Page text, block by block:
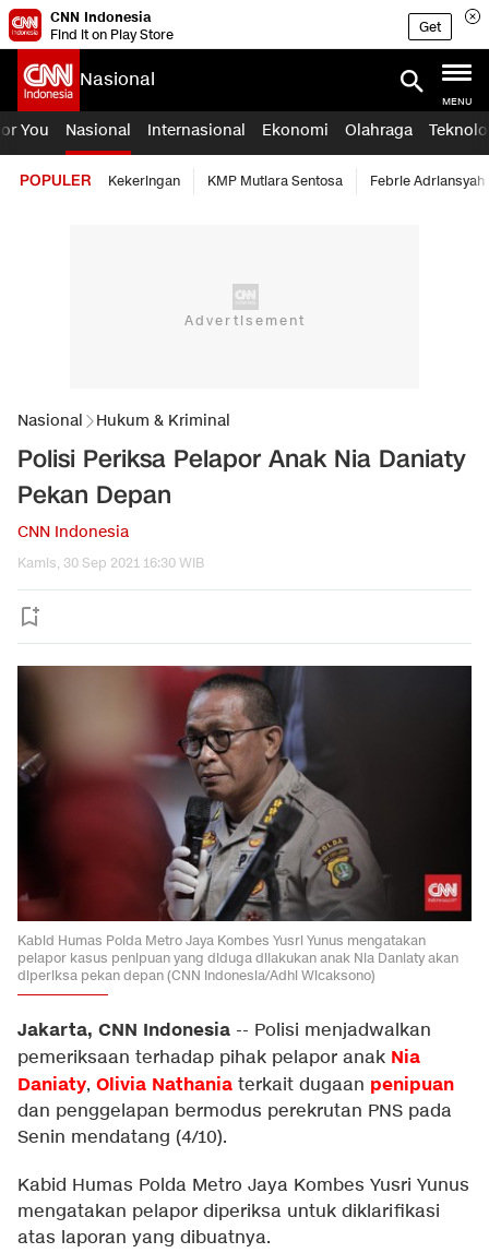
CNN Indonesia
Find it on Play Store
Get
Nasional
MENU
You Nasional Internasional Ekonomi Olahraga
POPULER Kekeringan KMP Mutiara Sentosa Febrie Adriansyah
Nasional Hukum & Kriminal
Polisi Periksa Pelapor Anak Nia Daniaty
Pekan Depan
CNN Indonesia
Kamis, 30 Sep 2021 16:30 WIB
Kabid Humas Polda Metro Jaya Kombes Yusri Yunus mengatakan
pelapor kasus penipuan yang diduga dilakukan anak Nia Daniaty akan
diperiksa pekan depan (CNN Indonesia/Adhi Wicaksono)
Jakarta, CNN Indonesia -- Polisi menjadwalkan
pemeriksaan terhadap pihak pelapor anak Nia
Daniaty, Olivia Nathania terkait dugaan penipuan
dan penggelapan bermodus perekrutan PNS pada
Senin mendatang (4/10).
Kabid Humas Polda Metro Jaya Kombes Yusri Yunus
mengatakan pelapor diperiksa untuk diklarifikasi
atas laporan yang dibuatnya.